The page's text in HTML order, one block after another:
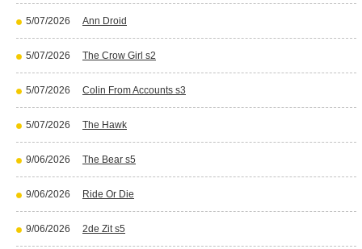
5/07/2026 Ann Droid
5/07/2026 The Crow Girl s2
5/07/2026 Colin From Accounts s3
5/07/2026 The Hawk
9/06/2026 The Bear s5
9/06/2026 Ride Or Die
9/06/2026 2de Zit s5